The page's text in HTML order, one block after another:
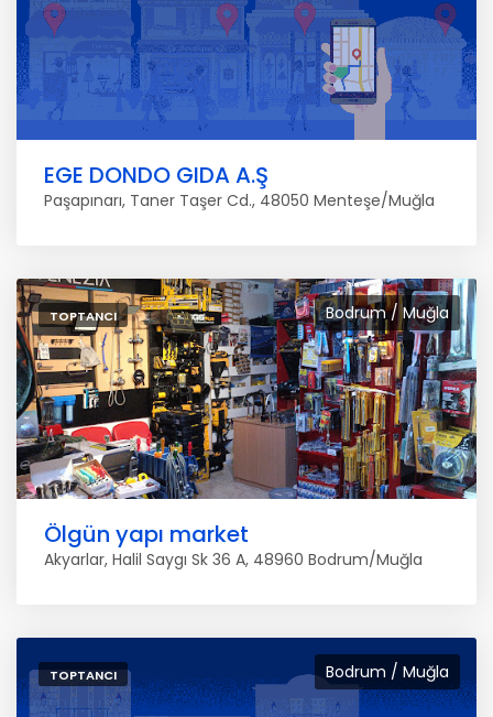
EGE DONDO GIDA A.Ş
Paşapınarı, Taner Taşer Cd., 48050 Menteşe/Muğla
Bodrum / Muğla
TOPTANCI
Ölgün yapı market
Akyarlar, Halil Saygı Sk 36 A, 48960 Bodrum/Muğla
Bodrum / Muğla
TOPTANCI